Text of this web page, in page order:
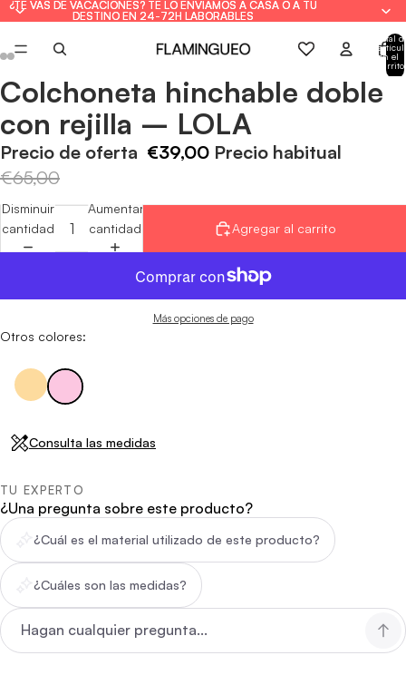
¿TE VAS DE VACACIONES? TE LO ENVIAMOS A CASA O A TU
DESTINO EN 24-72H LABORABLES
¿TE VAS DE VACACIONES? TE LO ENVIAMOS A CASA O A TU
DESTINO EN 24-72H LABORABLES
Total
en el
carrito:
Abrir
imagen
a
pantalla
Abrir
imagen
a
pantalla
Abrir
imagen
a
pantalla
Abrir
imagen
a
pantalla
Abrir
imagen
a
pantalla
Abrir
imagen
a
pantalla
Colchoneta hinchable doble
con rejilla – LOLA
Precio de oferta €39,00 Precio habitual
€65,00
Disminuir
cantidad
Aumentar
cantidad
Agregar al carrito
Más opciones de pago
Otros colores:
Consulta las medidas
TU EXPERTO
¿Una pregunta sobre este producto?
¿Cuál es el material utilizado de este producto?
¿Cuáles son las medidas?